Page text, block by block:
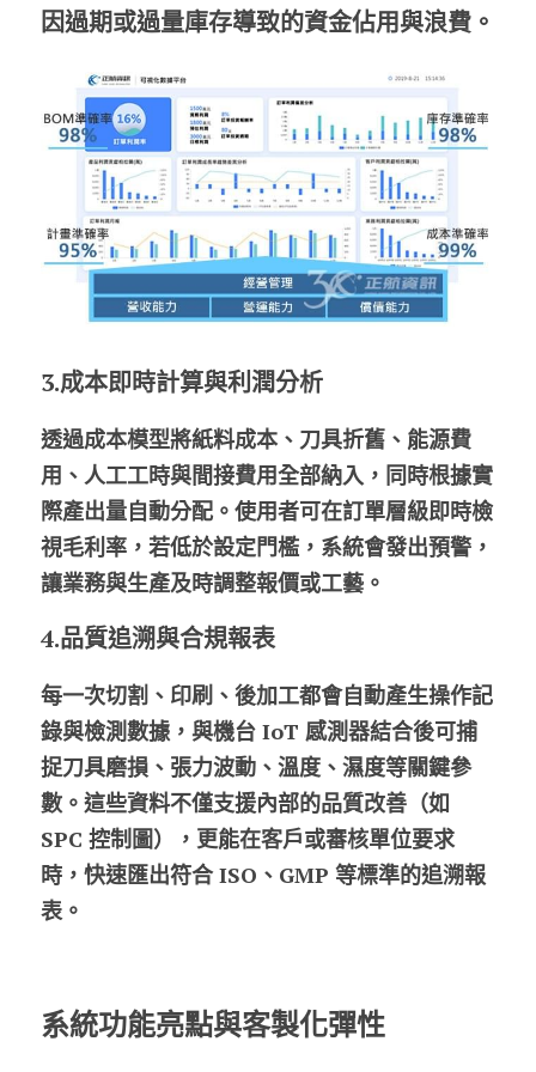
因過期或過量庫存導致的資金佔用與浪費。
3.成本即時計算與利潤分析
透過成本模型將紙料成本、刀具折舊、能源費
用、人工工時與間接費用全部納入，同時根據實
際產出量自動分配。使用者可在訂單層級即時檢
視毛利率，若低於設定門檻，系統會發出預警，
讓業務與生產及時調整報價或工藝。
4.品質追溯與合規報表
每一次切割、印刷、後加工都會自動產生操作記
錄與檢測數據，與機台 IoT 感測器結合後可捕
捉刀具磨損、張力波動、溫度、濕度等關鍵參
數。這些資料不僅支援內部的品質改善（如
SPC 控制圖），更能在客戶或審核單位要求
時，快速匯出符合 ISO、GMP 等標準的追溯報
表。
系統功能亮點與客製化彈性